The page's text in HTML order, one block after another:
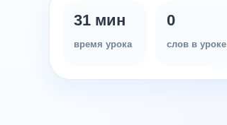
31 мин
время урока
0
слов в уроке